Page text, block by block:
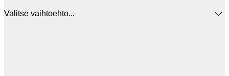
Valitse vaihtoehto...